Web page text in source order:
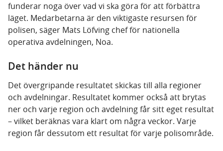
funderar noga över vad vi ska göra för att förbättra
läget. Medarbetarna är den viktigaste resursen för
polisen, säger Mats Löfving chef för nationella
operativa avdelningen, Noa.
Det händer nu
Det övergripande resultatet skickas till alla regioner
och avdelningar. Resultatet kommer också att brytas
ner och varje region och avdelning får sitt eget resultat
– vilket beräknas vara klart om några veckor. Varje
region får dessutom ett resultat för varje polisområde.